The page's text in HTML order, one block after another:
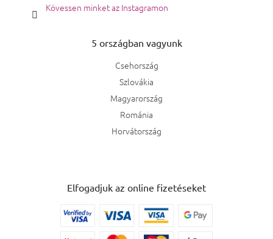
Kövessen minket az Instagramon
5 országban vagyunk
Csehország
Szlovákia
Magyarország
Románia
Horvátország
Elfogadjuk az online fizetéseket